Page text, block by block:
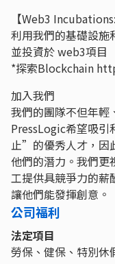
【Web3
利用我們的基礎設施
並投資於 web3項目
*探索Blockchain
加入我們
我們的團隊不但年輕
PressLogic希望吸
止”的優秀人才，因
他們的潛力。我們更
工提供具競爭力的薪
讓他們能發揮創意。
公司福利
法定項目
勞保、健保、特別休